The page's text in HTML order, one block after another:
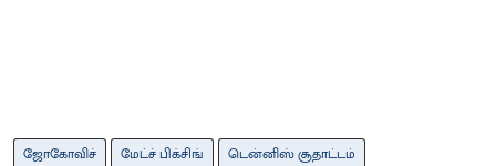
ஜோகோவிச் மேட்ச் பிக்சிங் டென்னிஸ் சூதாட்டம்